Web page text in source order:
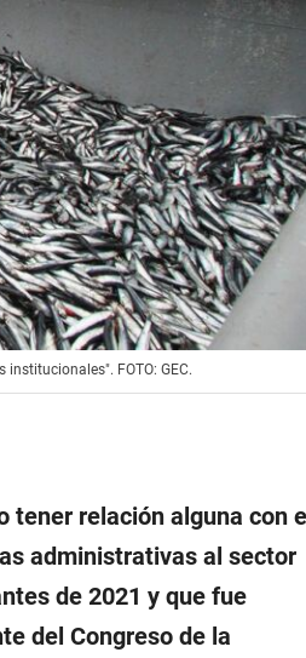
FOTO: GEC.
tener relación alguna con
administrativas al sector
de 2021 y que fue
del Congreso de la